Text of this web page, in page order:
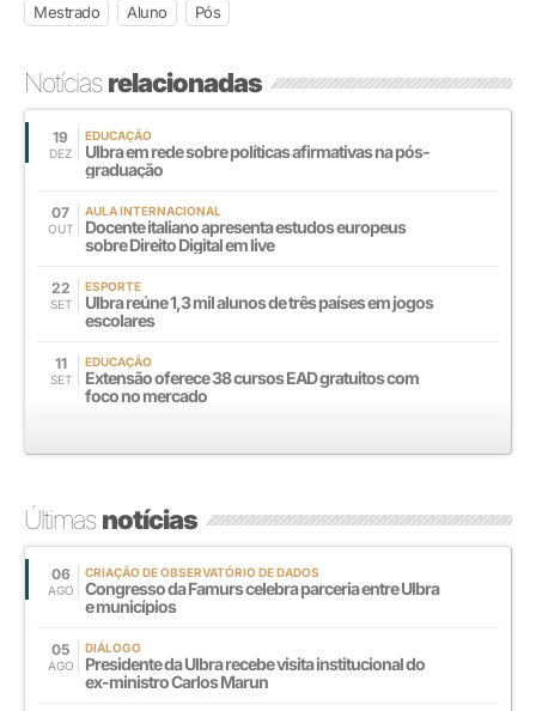
Mestrado Aluno Pós
Notíciasrelacionadas
19
DEZ
EDUCAÇÃO
Ulbra em rede sobre políticas afirmativas na pós-
graduação
07
OUT
AULA INTERNACIONAL
Docente italiano apresenta estudos europeus
sobre Direito Digital em live
22
SET
ESPORTE
Ulbra reúne 1,3 mil alunos de três países em jogos
escolares
11
SET
EDUCAÇÃO
Extensão oferece 38 cursos EAD gratuitos com
foco no mercado
Últimasnotícias
06
AGO
CRIAÇÃO DE OBSERVATÓRIO DE DADOS
Congresso da Famurs celebra parceria entre Ulbra
e municípios
05
AGO
DIÁLOGO
Presidente da Ulbra recebe visita institucional do
ex-ministro Carlos Marun